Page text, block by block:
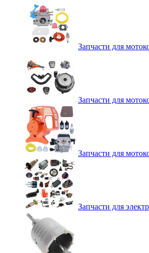
Запчасти для
Запчасти для
Запчасти для
Запчасти для